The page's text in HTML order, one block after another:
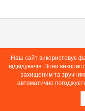
2014 - 2026
Наш сайт використовує
відвідувачів. Вони
захищеним та
автоматично